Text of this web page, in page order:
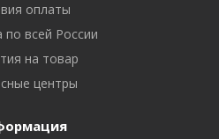
оплаты
по всей России
на товар
центры